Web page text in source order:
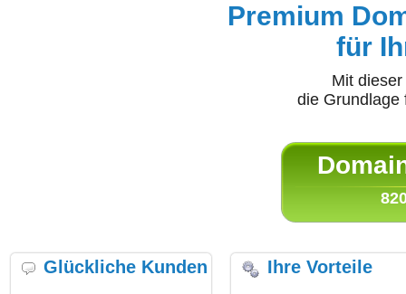
Premium
für
Mit
die
Glückliche Kunden Ihre Vorteile